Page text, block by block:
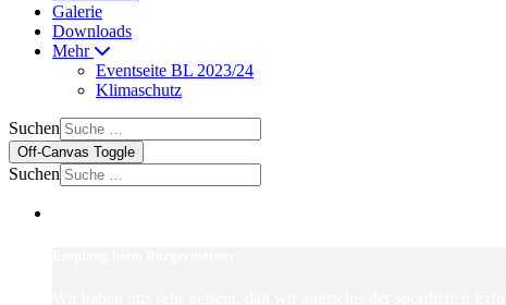
Galerie
Downloads
Mehr
Eventseite BL 2023/24
Klimaschutz
Suchen
Off-Canvas Toggle
Suchen